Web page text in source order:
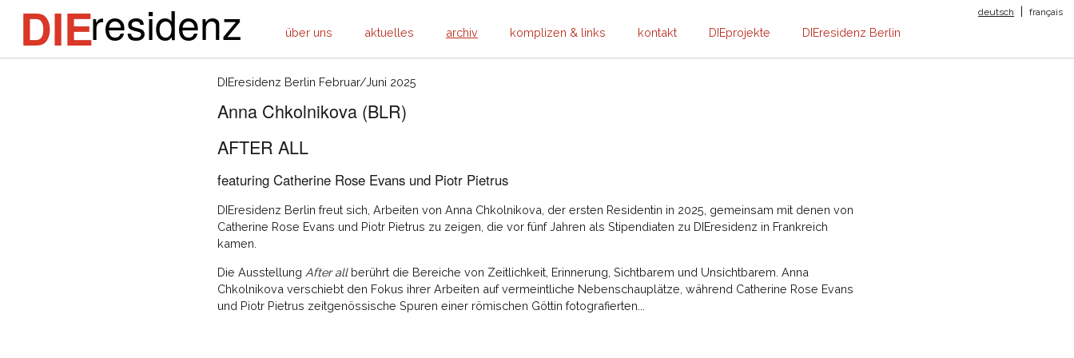
DIEresidenz über uns aktuelles archiv komplizen & links kontakt DIEprojekte DIEresidenz Berlin
deutsch | français
DIEresidenz Berlin Februar/Juni 2025
Anna Chkolnikova (BLR)
AFTER ALL
featuring Catherine Rose Evans und Piotr Pietrus
DIEresidenz Berlin freut sich, Arbeiten von Anna Chkolnikova, der ersten Residentin in 2025, gemeinsam mit denen von
Catherine Rose Evans und Piotr Pietrus zu zeigen, die vor fünf Jahren als Stipendiaten zu DIEresidenz in Frankreich
kamen.
Die Ausstellung After all berührt die Bereiche von Zeitlichkeit, Erinnerung, Sichtbarem und Unsichtbarem. Anna
Chkolnikova verschiebt den Fokus ihrer Arbeiten auf vermeintliche Nebenschauplätze, während Catherine Rose Evans
und Piotr Pietrus zeitgenössische Spuren einer römischen Göttin fotografierten...